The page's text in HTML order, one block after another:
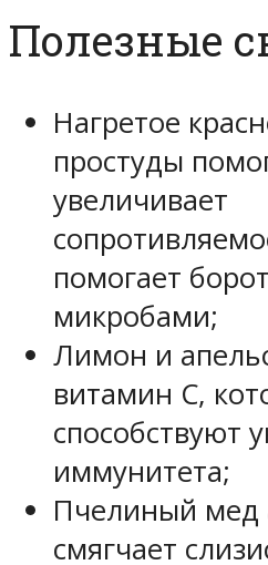
Полезные
Нагретое
простуды
увеличивает
помогает
микробами;
Лимон и
витамин С,
способствуют
иммунитета;
Пчелиный мед
смягчает